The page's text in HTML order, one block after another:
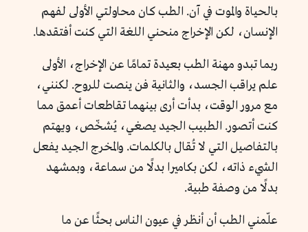
بالحياة والموت في آن. الطب كان محاولتي الأولى لفهم
الإنسان، لكن الإخراج منحني اللغة التي كنت أفتقدها.
ربما تبدو مهنة الطب بعيدة تمامًا عن الإخراج، الأولى
علم يراقب الجسد، والثانية فن ينصت للروح. لكنني،
مع مرور الوقت، بدأت أرى بينهما تقاطعات أعمق مما
كنت أتصور. الطبيب الجيد يصغي، يُشخّص، ويهتم
بالتفاصيل التي لا تُقال بالكلمات. والمخرج الجيد يفعل
الشيء ذاته، لكن بكاميرا بدلًا من سماعة، وبمشهد
بدلًا من وصفة طبية.
علّمني الطب أن أنظر في عيون الناس بحثًا عن ما